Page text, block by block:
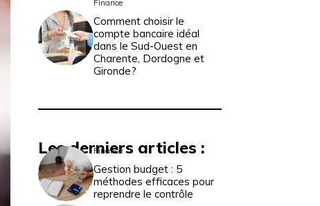
Finance
Comment choisir le
compte bancaire idéal
dans le Sud-Ouest en
Charente, Dordogne et
Gironde?
Les derniers articles :
Finance
Gestion budget : 5
méthodes efficaces pour
reprendre le contrôle